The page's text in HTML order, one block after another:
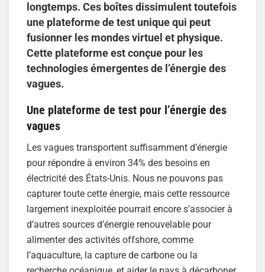
longtemps. Ces boîtes dissimulent toutefois
une plateforme de test unique qui peut
fusionner les mondes virtuel et physique.
Cette plateforme est conçue pour les
technologies émergentes de l’énergie des
vagues.
Une plateforme de test pour l’énergie des
vagues
Les vagues transportent suffisamment d’énergie
pour répondre à environ 34% des besoins en
électricité des États-Unis. Nous ne pouvons pas
capturer toute cette énergie, mais cette ressource
largement inexploitée pourrait encore s’associer à
d’autres sources d’énergie renouvelable pour
alimenter des activités offshore, comme
l’aquaculture, la capture de carbone ou la